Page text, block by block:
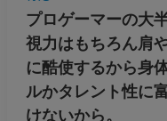
~余談
~続けて
~PS
結局何が言いたい
ぎるんじゃー